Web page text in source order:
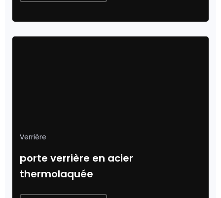
Verrière
porte verrière en acier
thermolaquée